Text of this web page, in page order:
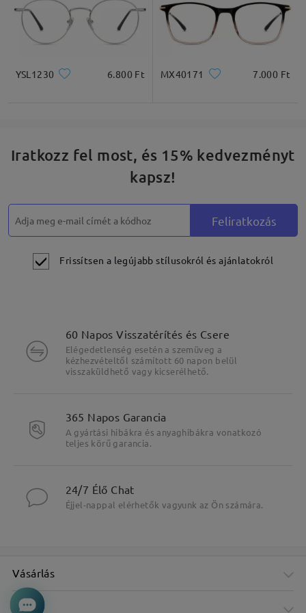
do check them as well there.
Olvassa el az összes
YSL1230 6.800 Ft MX40171 7.000 Ft
Iratkozz fel most, és 15% kedvezményt
kapsz!
Feliratkozás
Frissítsen a legújabb stílusokról és ajánlatokról
60 Napos Visszatérítés és Csere
Elégedetlenség esetén a szemüveg a
kézhezvételtől számított 60 napon belül
visszaküldhető vagy kicserélhető.
365 Napos Garancia
A gyártási hibákra és anyaghibákra vonatkozó
teljes körű garancia.
24/7 Élő Chat
Éjjel-nappal elérhetők vagyunk az Ön számára.
Vásárlás
Cég